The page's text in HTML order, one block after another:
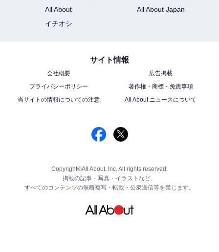
All About
All About Japan
イチオシ
サイト情報
会社概要
広告掲載
プライバシーポリシー
著作権・商標・免責事項
当サイトの情報についての注意
All About ニュースについて
Copyright©All About, Inc. All rights reserved.
掲載の記事・写真・イラストなど、
すべてのコンテンツの無断複写・転載・公衆送信等を禁じます。